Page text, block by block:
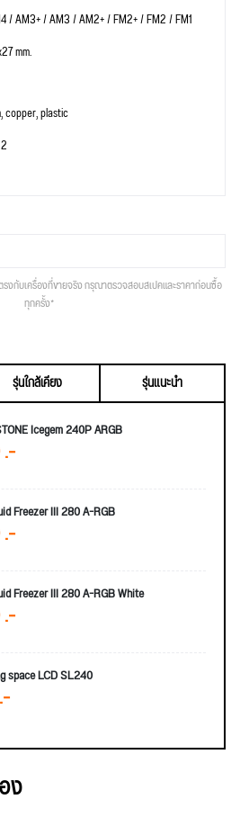
/ AM3+ / AM3 / AM2+ / FM2+ / FM2 / FM1
mm.
copper, plastic
งกับเครื่องที่ขายจริง กรุณาตรวจสอบสเปคและราคาก่อนซื้อ
ทุกครั้ง*
รุ่นใกล้เคียง
รุ่นแนะนำ
Icegem 240P ARGB
Freezer III 280 A-RGB
Freezer III 280 A-RGB White
space LCD SL240
ง